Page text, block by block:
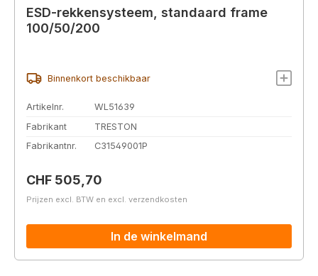
ESD-rekkensysteem, standaard frame
100/50/200
Binnenkort beschikbaar
Artikelnr.
WL51639
Fabrikant
TRESTON
Fabrikantnr.
C31549001P
Normale prijs:
CHF 505,70
Prijzen excl. BTW en excl. verzendkosten
In de winkelmand